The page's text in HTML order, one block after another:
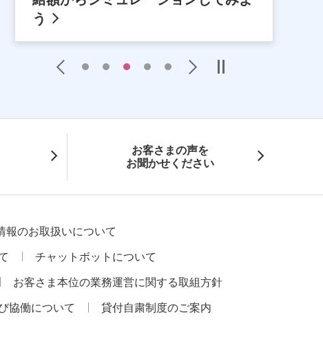
う
Previous Next
お客さまの声を
お聞かせください
報のお取扱いについて
チャットボットについて
お客さま本位の業務運営に関する取組方針
協働について 貸付自粛制度のご案内